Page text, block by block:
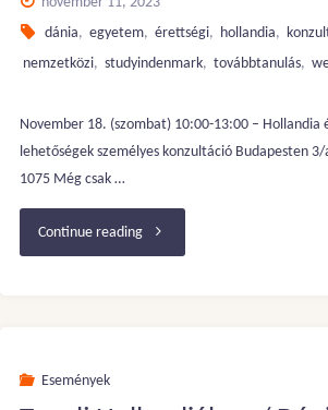
dánia, egyetem, érettségi, hollandia,
nemzetközi, studyindenmark, továbbtanulás,
November 18. (szombat) 10:00-13:00 – Hollandia
lehetőségek személyes konzultáció Budapesten
1075 Még csak …
Continue reading"Hollandia
Események